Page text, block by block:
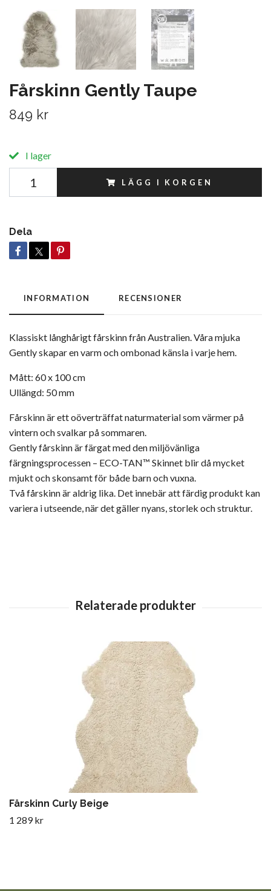
Fårskinn Gently Taupe
849 kr
I lager
LÄGG I KORGEN
Dela
INFORMATION RECENSIONER
Klassiskt långhårigt fårskinn från Australien. Våra mjuka
Gently skapar en varm och ombonad känsla i varje hem.
Mått: 60 x 100 cm
Ullängd: 50 mm
Fårskinn är ett oöverträffat naturmaterial som värmer på
vintern och svalkar på sommaren.
Gently fårskinn är färgat med den miljövänliga
färgningsprocessen – ECO-TAN™ Skinnet blir då mycket
mjukt och skonsamt för både barn och vuxna.
Två fårskinn är aldrig lika. Det innebär att färdig produkt kan
variera i utseende, när det gäller nyans, storlek och struktur.
Fårskinn Curly Beige
1 289 kr